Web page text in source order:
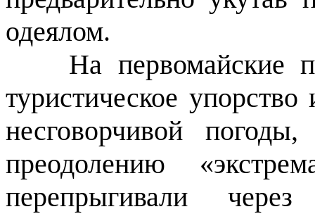
одеялом.
На первомайские
туристическое
несговорчивой
преодолению
перепрыгивали